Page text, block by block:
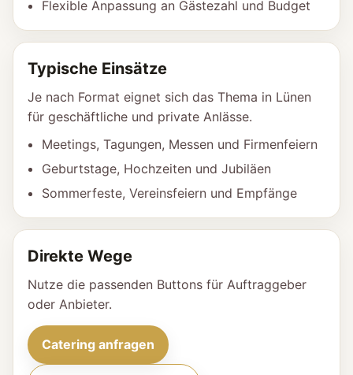
Flexible Anpassung an Gästezahl und Budget
Typische Einsätze
Je nach Format eignet sich das Thema in Lünen
für geschäftliche und private Anlässe.
Meetings, Tagungen, Messen und Firmenfeiern
Geburtstage, Hochzeiten und Jubiläen
Sommerfeste, Vereinsfeiern und Empfänge
Direkte Wege
Nutze die passenden Buttons für Auftraggeber
oder Anbieter.
Catering anfragen